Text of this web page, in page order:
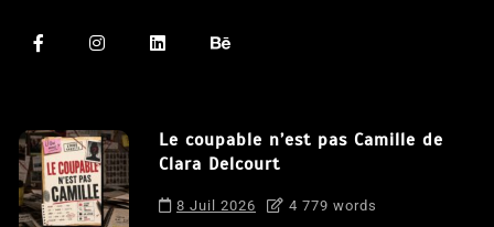
Le coupable n’est pas Camille de
Clara Delcourt
8 Juil 2026 4 779 words